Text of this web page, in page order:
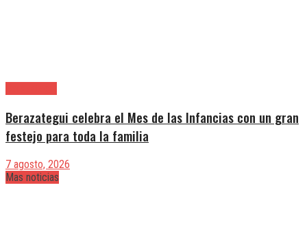
Berazategui celebra el Mes de las Infancias con un gran
festejo para toda la familia
7 agosto, 2026
Mas noticias